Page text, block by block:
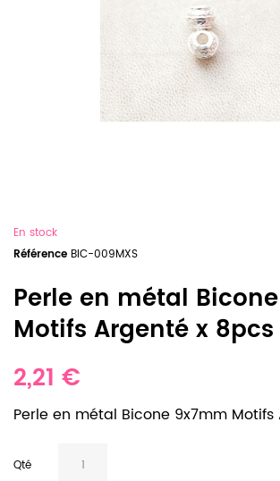
En stock
Référence BIC-009MXS
Perle en métal
Motifs Argenté x 8pcs
2,21 €
Perle en métal Bicone 9x7mm
Qté